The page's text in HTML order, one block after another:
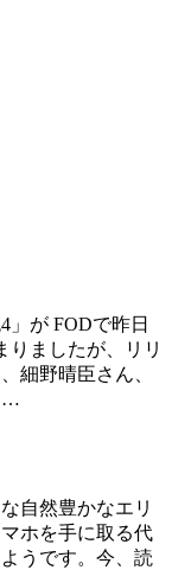
」が FODで昨日
りましたが、リリ
細野晴臣さん、
自然豊かなエリ
ホを手に取る代
うです。今、読